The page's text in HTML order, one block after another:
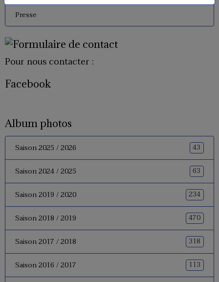
Presse
Pour nous contacter :
Facebook
Album photos
Saison 2025 / 2026 43
Saison 2024 / 2025 63
Saison 2019 / 2020 234
Saison 2018 / 2019 470
Saison 2017 / 2018 318
Saison 2016 / 2017 113